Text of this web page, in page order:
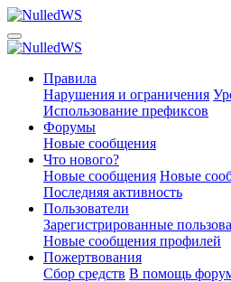
Правила
Нарушения и ограничения
Использование префиксов
Форумы
Новые сообщения
Что нового?
Новые сообщения Новые
Последняя активность
Пользователи
Зарегистрированные
Новые сообщения профилей
Пожертвования
Сбор средств В помощь